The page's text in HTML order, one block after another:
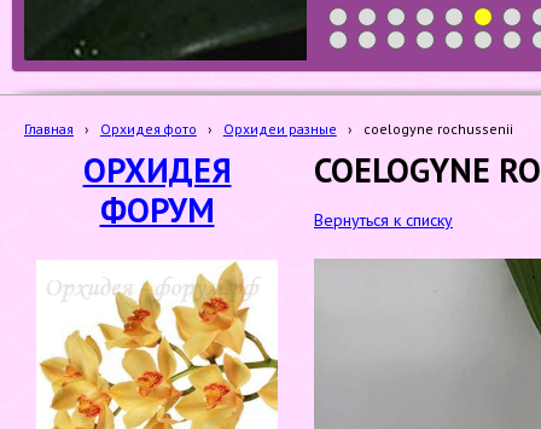
1 2 3 4 5 6 7
8
19 20 21 22 23 24 25
Главная › Орхидея фото › Орхидеи разные › coelogyne rochussenii
ОРХИДЕЯ
ФОРУМ
COELOGYNE
Вернуться к списку